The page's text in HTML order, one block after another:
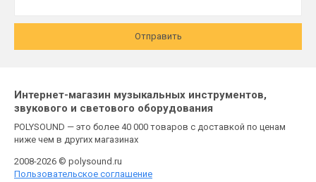
Отправить
Интернет-магазин музыкальных инструментов,
звукового и светового оборудования
POLYSOUND — это более 40 000 товаров с доставкой по ценам
ниже чем в других магазинах
2008-2026 © polysound.ru
Пользовательское соглашение